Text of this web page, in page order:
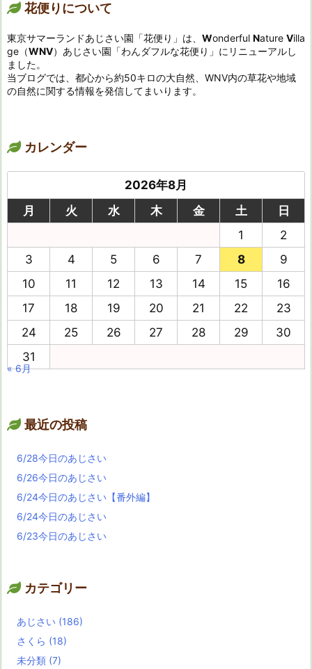
花便りについて
東京サマーランドあじさい園「花便り」は、 Wonderful Nature Villa
ge（WNV）あじさい園「わんダフルな花便り」にリニューアルし
ました。
当ブログでは、都心から約50キロの大自然、WNV内の草花や地域
の自然に関する情報を発信してまいります。
カレンダー
2026年8月
月
火 水 木 金 土
日
1
2
3
4 5 6 7 8
9
10
11 12 13 14 15
16
17
18 19 20 21 22
23
24
25 26 27 28 29
30
31
« 6月
最近の投稿
6/28今日のあじさい
6/26今日のあじさい
6/24今日のあじさい【番外編】
6/24今日のあじさい
6/23今日のあじさい
カテゴリー
あじさい (186)
さくら (18)
未分類 (7)